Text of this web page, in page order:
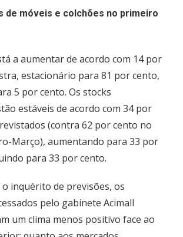
de móveis e colchões no primeiro
a aumentar de acordo com 14 por
estacionário para 81 por cento,
5 por cento. Os stocks
estáveis de acordo com 34 por
(contra 62 por cento no
Março), aumentando para 33 por
para 33 por cento.
inquérito de previsões, os
pelo gabinete Acimall
um clima menos positivo face ao